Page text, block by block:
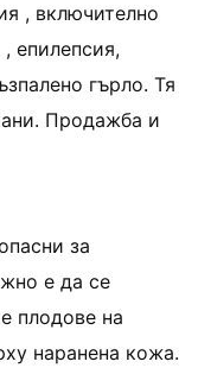
, включително
епилепсия,
гърло. Тя
Продажба и
за
е да се
плодове на
наранена кожа.